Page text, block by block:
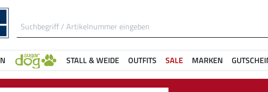
STALL & WEIDE OUTFITS SALE MARKEN